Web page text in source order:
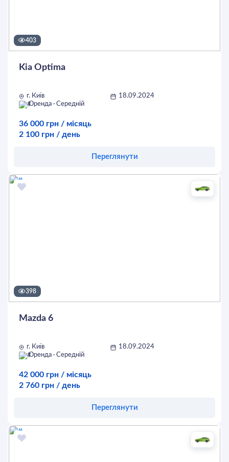
403
Kia Optima
г. Київ
18.09.2024
Оренда · Середній
36 000 грн / місяць
2 100 грн / день
Переглянути
Оставить заявку
398
Mazda 6
г. Київ
18.09.2024
Оренда · Середній
42 000 грн / місяць
2 760 грн / день
Переглянути
Оставить заявку